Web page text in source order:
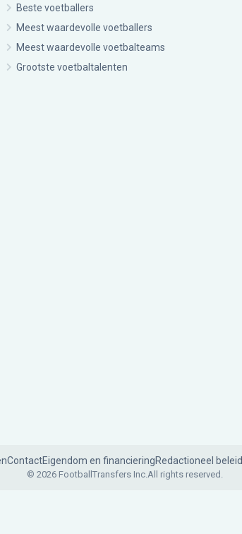
Beste voetballers
Meest waardevolle voetballers
Meest waardevolle voetbalteams
Grootste voetbaltalenten
ContactEigendom en financieringRedactioneel beleid
© 2026 FootballTransfers Inc.All rights reserved.